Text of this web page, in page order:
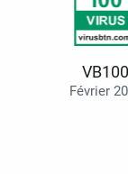
VB100
Février